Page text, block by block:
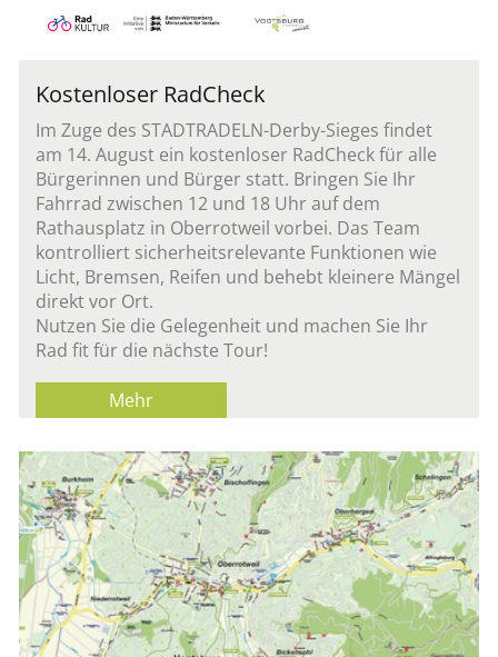
Kostenloser RadCheck
Im Zuge des STADTRADELN-Derby-Sieges findet
am 14. August ein kostenloser RadCheck für alle
Bürgerinnen und Bürger statt. Bringen Sie Ihr
Fahrrad zwischen 12 und 18 Uhr auf dem
Rathausplatz in Oberrotweil vorbei. Das Team
kontrolliert sicherheitsrelevante Funktionen wie
Licht, Bremsen, Reifen und behebt kleinere Mängel
direkt vor Ort.
Nutzen Sie die Gelegenheit und machen Sie Ihr
Rad fit für die nächste Tour!
Mehr